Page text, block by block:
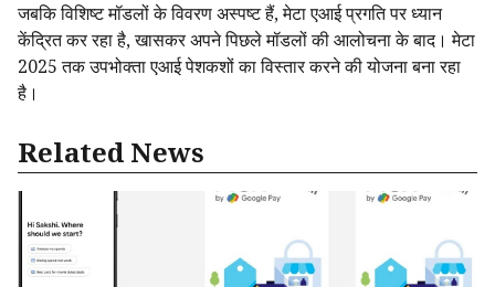
जबकि विशिष्ट मॉडलों के विवरण अस्पष्ट हैं, मेटा एआई प्रगति पर ध्यान
केंद्रित कर रहा है, खासकर अपने पिछले मॉडलों की आलोचना के बाद। मेटा
2025 तक उपभोक्ता एआई पेशकशों का विस्तार करने की योजना बना रहा
है।
Related News